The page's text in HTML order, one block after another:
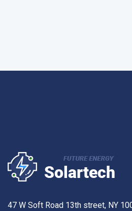
47 W Soft Road 13th street, NY